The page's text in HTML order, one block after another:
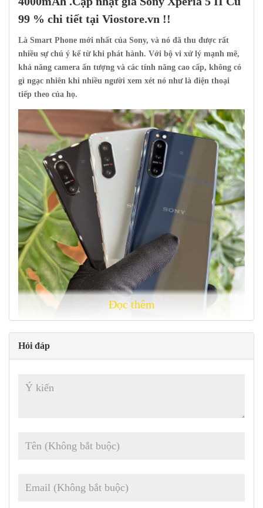
99 % chi tiết tại Viostore.vn !!
Là Smart Phone mới nhất của Sony, và nó đã thu được rất
nhiều sự chú ý kể từ khi phát hành. Với bộ vi xử lý mạnh mẽ,
khả năng camera ấn tượng và các tính năng cao cấp, không có
gì ngạc nhiên khi nhiều người xem xét nó như là điện thoại
tiếp theo của họ.
Trong bài đánh giá toàn diện này, chúng tôi sẽ xem xét kỹ hơn
bạn cần biết về điện thoại thông minh này. Vì vậy, nếu bạn
Sony Xperia 5 Mark II mang đến được điều gì ?
hào cómàn hình HDR OLED6.1 inch với độ phân giải 1080 x
Đọc thêm
Hỏi đáp